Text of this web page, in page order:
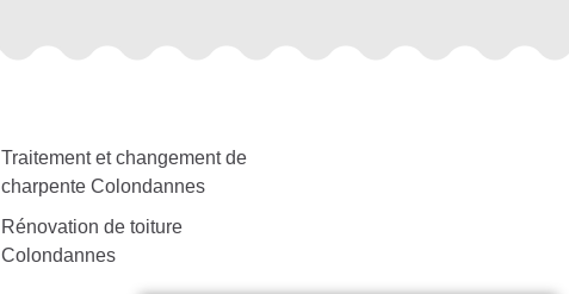
Traitement et changement de
charpente Colondannes
Rénovation de toiture
Colondannes